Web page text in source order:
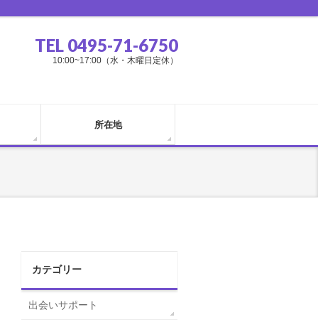
TEL 0495-71-6750
10:00~17:00（水・木曜日定休）
所在地
カテゴリー
出会いサポート